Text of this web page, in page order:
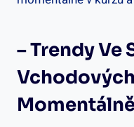
– Trendy Ve⁣